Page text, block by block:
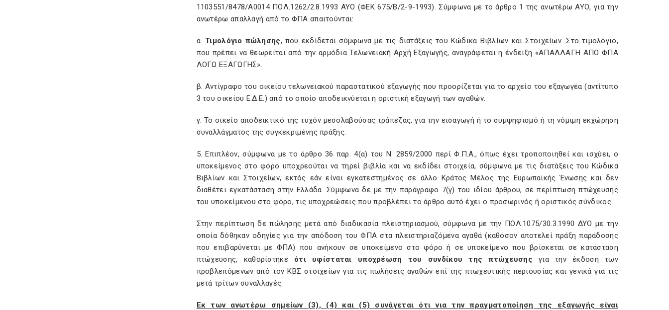
1103551/8478/Α0014 ΠΟΛ.1262/2.8.1993 ΑΥΟ (ΦΕΚ 675/Β/2-9-1993). Σύμφωνα με το άρθρο 1 της ανωτέρω ΑΥΟ, για την
ανωτέρω απαλλαγή από το ΦΠΑ απαιτούνται:
α. Τιμολόγιο πώλησης, που εκδίδεται σύμφωνα με τις διατάξεις του Κώδικα Βιβλίων και Στοιχείων. Στο τιμολόγιο,
που πρέπει να θεωρείται από την αρμόδια Τελωνειακή Αρχή Εξαγωγής, αναγράφεται η ένδειξη «ΑΠΑΛΛΑΓΗ ΑΠΟ ΦΠΑ
ΛΟΓΩ ΕΞΑΓΩΓΗΣ».
β. Αντίγραφο του οικείου τελωνειακού παραστατικού εξαγωγής που προορίζεται για το αρχείο του εξαγωγέα (αντίτυπο
3 του οικείου Ε.Δ.Ε.) από το οποίο αποδεικνύεται η οριστική εξαγωγή των αγαθών.
γ. Το οικείο αποδεικτικό της τυχόν μεσολαβούσας τράπεζας, για την εισαγωγή ή το συμψηφισμό ή τη νόμιμη εκχώρηση
συναλλάγματος της συγκεκριμένης πράξης.
5. Επιπλέον, σύμφωνα με το άρθρο 36 παρ. 4(α) του Ν. 2859/2000 περί Φ.Π.Α., όπως έχει τροποποιηθεί και ισχύει, ο
υποκείμενος στο φόρο υποχρεούται να τηρεί βιβλία και να εκδίδει στοιχεία, σύμφωνα με τις διατάξεις του Κώδικα
Βιβλίων και Στοιχείων, εκτός εάν είναι εγκατεστημένος σε άλλο Κράτος Μέλος της Ευρωπαϊκής Ένωσης και δεν
διαθέτει εγκατάσταση στην Ελλάδα. Σύμφωνα δε με την παράγραφο 7(γ) του ιδίου άρθρου, σε περίπτωση πτώχευσης
του υποκείμενου στο φόρο, τις υποχρεώσεις που προβλέπει το άρθρο αυτό έχει ο προσωρινός ή οριστικός σύνδικος.
Στην περίπτωση δε πώλησης μετά από διαδικασία πλειστηριασμού, σύμφωνα με την ΠΟΛ.1075/30.3.1990 ΔΥΟ με την
οποία δόθηκαν οδηγίες για την απόδοση του ΦΠΑ στα πλειστηριαζόμενα αγαθά (καθόσον αποτελεί πράξη παράδοσης
που επιβαρύνεται με ΦΠΑ) που ανήκουν σε υποκείμενο στο φόρο ή σε υποκείμενο που βρίσκεται σε κατάσταση
πτώχευσης, καθορίστηκε ότι υφίσταται υποχρέωση του συνδίκου της πτώχευσης για την έκδοση των
προβλεπόμενων από τον ΚΒΣ στοιχείων για τις πωλήσεις αγαθών επί της πτωχευτικής περιουσίας και γενικά για τις
μετά τρίτων συναλλαγές.
Εκ των ανωτέρω σημείων (3), (4) και (5) συνάγεται ότι νια την πραγματοποίηση της εξαγωγής είναι